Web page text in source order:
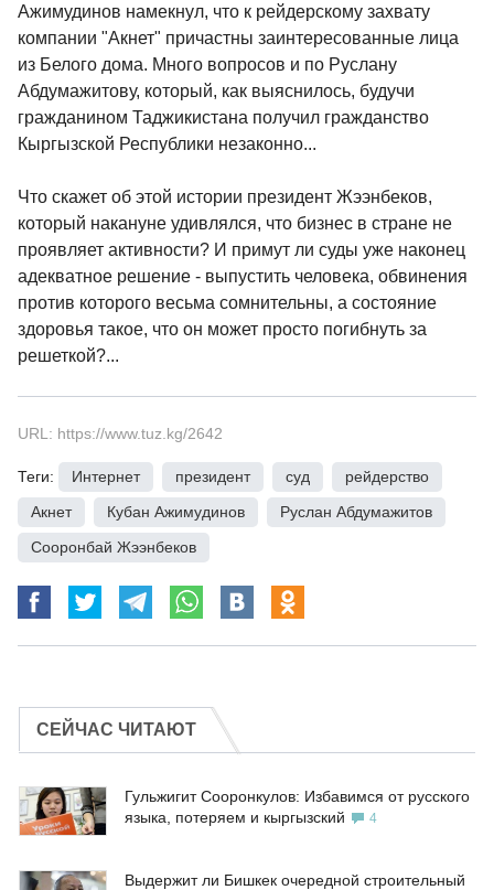
Ажимудинов намекнул, что к рейдерскому захвату
компании "Акнет" причастны заинтересованные лица
из Белого дома. Много вопросов и по Руслану
Абдумажитову, который, как выяснилось, будучи
гражданином Таджикистана получил гражданство
Кыргызской Республики незаконно...
Что скажет об этой истории президент Жээнбеков,
который накануне удивлялся, что бизнес в стране не
проявляет активности? И примут ли суды уже наконец
адекватное решение - выпустить человека, обвинения
против которого весьма сомнительны, а состояние
здоровья такое, что он может просто погибнуть за
решеткой?...
URL: https://www.tuz.kg/2642
Теги: Интернет президент суд рейдерство
Акнет
Кубан Ажимудинов Руслан Абдумажитов
Сооронбай Жээнбеков
СЕЙЧАС ЧИТАЮТ
Гульжигит Сооронкулов: Избавимся от русского
языка, потеряем и кыргызский
4
Выдержит ли Бишкек очередной строительный